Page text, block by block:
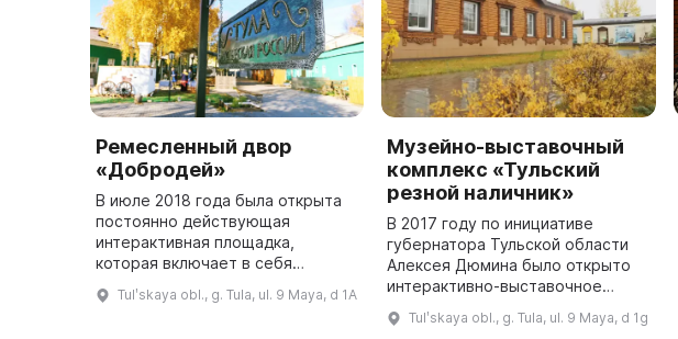
Ремесленный двор
«Добродей»
В июле 2018 года была открыта
постоянно действующая
интерактивная площадка,
которая включает в себя
гончарную и текстильную
Tulʹskaya obl., g. Tula, ul. 9 Maya, d 1A
Музейно-выставочный
комплекс «Тульский
резной наличник»
В 2017 году по инициативе
губернатора Тульской области
Алексея Дюмина было открыто
интерактивно-выставочное
слобода». Для этого
Tulʹskaya obl., g. Tula, ul. 9 Maya, d 1g